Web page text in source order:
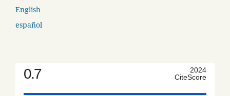
English
español
0.7
2024
CiteScore